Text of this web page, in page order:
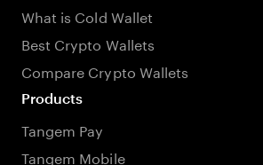
What is Cold Wallet
Best Crypto Wallets
Compare Crypto Wallets
Products
Tangem Pay
Tangem Mobile